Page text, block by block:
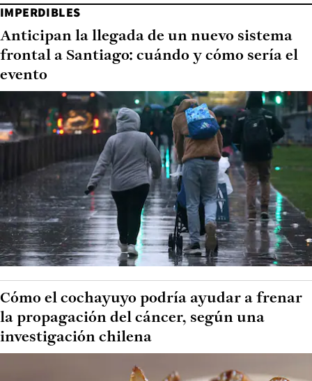
IMPERDIBLES
Anticipan la llegada de un nuevo sistema
frontal a Santiago: cuándo y cómo sería el
evento
Cómo el cochayuyo podría ayudar a frenar
la propagación del cáncer, según una
investigación chilena